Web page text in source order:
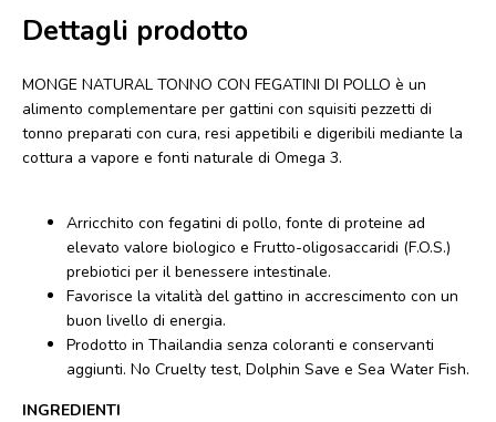
Dettagli prodotto
MONGE NATURAL TONNO CON FEGATINI DI POLLO è un
alimento complementare per gattini con squisiti pezzetti di
tonno preparati con cura, resi appetibili e digeribili mediante la
cottura a vapore e fonti naturale di Omega 3.
Arricchito con fegatini di pollo, fonte di proteine ad
elevato valore biologico e Frutto-oligosaccaridi (F.O.S.)
prebiotici per il benessere intestinale.
Favorisce la vitalità del gattino in accrescimento con un
buon livello di energia.
Prodotto in Thailandia senza coloranti e conservanti
aggiunti. No Cruelty test, Dolphin Save e Sea Water Fish.
INGREDIENTI